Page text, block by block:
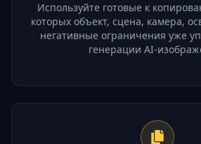
Используйте готовые к
которых объект, сцена, камера,
негативные ограничения уже
генерации AI-